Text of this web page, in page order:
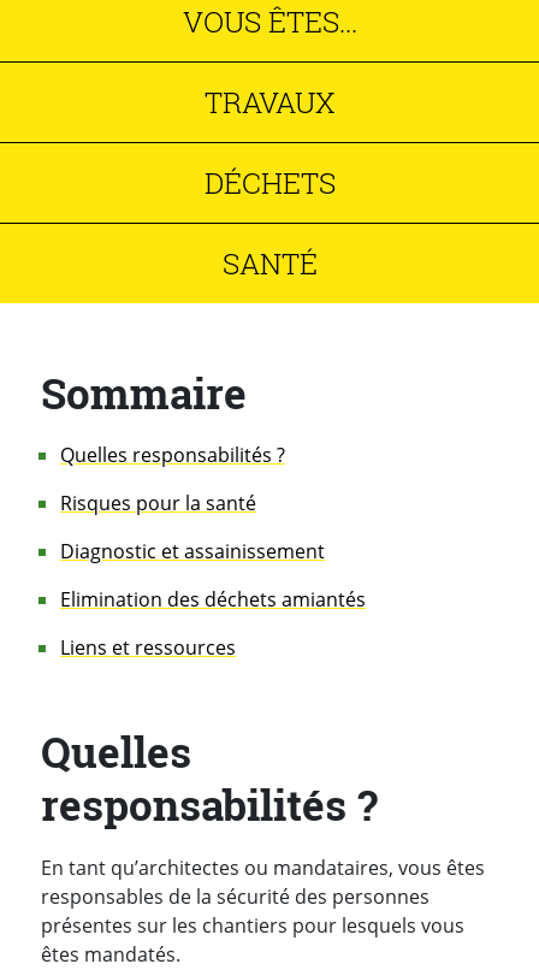
VOUS ÊTES...
TRAVAUX
DÉCHETS
SANTÉ
Sommaire
Quelles responsabilités ?
Risques pour la santé
Diagnostic et assainissement
Elimination des déchets amiantés
Liens et ressources
Quelles
responsabilités ?
En tant qu’architectes ou mandataires, vous êtes
responsables de la sécurité des personnes
présentes sur les chantiers pour lesquels vous
êtes mandatés.